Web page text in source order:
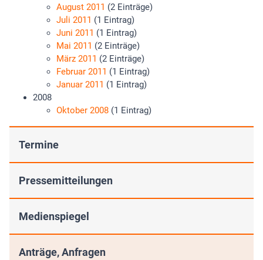
August 2011 (2 Einträge)
Juli 2011 (1 Eintrag)
Juni 2011 (1 Eintrag)
Mai 2011 (2 Einträge)
März 2011 (2 Einträge)
Februar 2011 (1 Eintrag)
Januar 2011 (1 Eintrag)
2008
Oktober 2008 (1 Eintrag)
Termine
Pressemitteilungen
Medienspiegel
Anträge, Anfragen